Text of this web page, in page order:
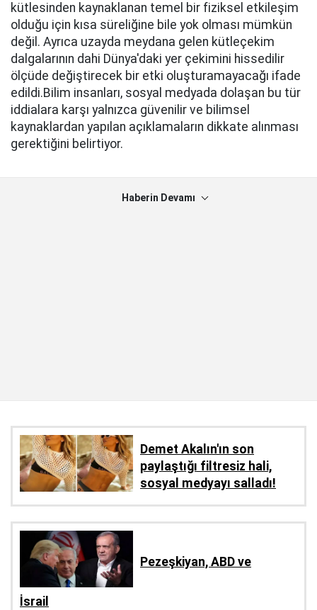
kütlesinden kaynaklanan temel bir fiziksel etkileşim
olduğu için kısa süreliğine bile yok olması mümkün
değil. Ayrıca uzayda meydana gelen kütleçekim
dalgalarının dahi Dünya'daki yer çekimini hissedilir
ölçüde değiştirecek bir etki oluşturamayacağı ifade
edildi.Bilim insanları, sosyal medyada dolaşan bu tür
iddialara karşı yalnızca güvenilir ve bilimsel
kaynaklardan yapılan açıklamaların dikkate alınması
gerektiğini belirtiyor.
Haberin Devamı
Demet Akalın'ın son
paylaştığı filtresiz hali,
sosyal medyayı salladı!
Pezeşkiyan, ABD ve
İsrail